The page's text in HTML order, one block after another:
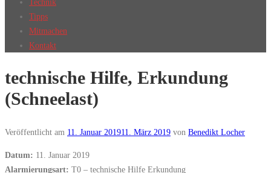
Technik
Tipps
Mitmachen
Kontakt
technische Hilfe, Erkundung
(Schneelast)
Veröffentlicht am 11. Januar 201911. März 2019 von Benedikt Locher
Datum: 11. Januar 2019
Alarmierungsart: T0 – technische Hilfe Erkundung